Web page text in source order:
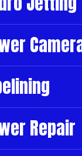
Repair